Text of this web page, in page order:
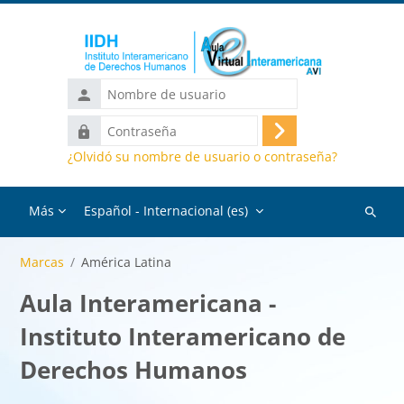
Nombre
de
usuario
Contraseña
Acceder
¿Olvidó su nombre de usuario o contraseña?
Más Español - Internacional ‎(es)‎
Buscar
Marcas América Latina
Aula Interamericana -
Instituto Interamericano de
Derechos Humanos